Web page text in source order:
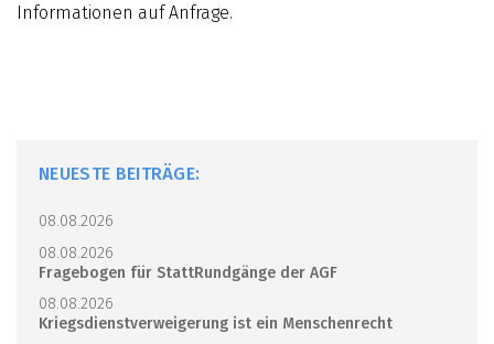
Informationen auf Anfrage.
NEUESTE BEITRÄGE:
08.08.2026
08.08.2026
Fragebogen für StattRundgänge der AGF
08.08.2026
Kriegsdienstverweigerung ist ein Menschenrecht